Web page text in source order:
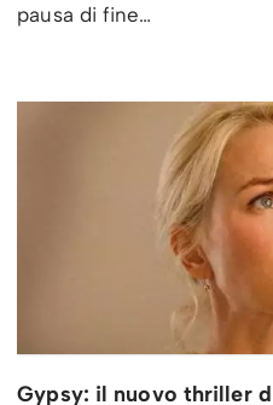
pausa di fine…
Gypsy: il nuovo thriller